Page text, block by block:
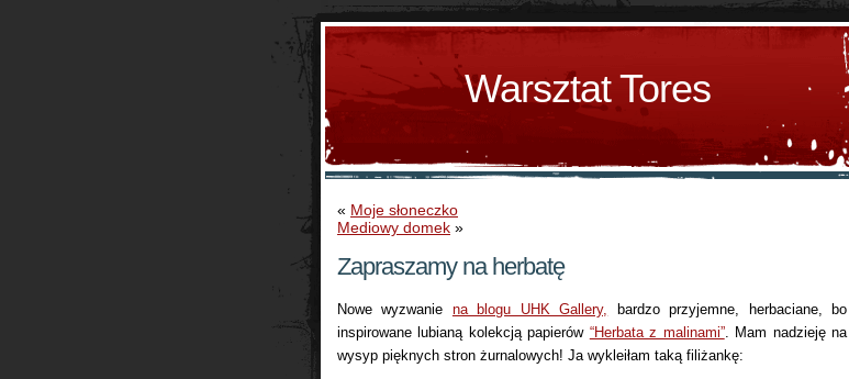
Warsztat Tores
« Moje słoneczko
Mediowy domek »
Zapraszamy na herbatę
Nowe wyzwanie na blogu UHK Gallery, bardzo przyjemne, herbaciane, bo
inspirowane lubianą kolekcją papierów “Herbata z malinami”. Mam nadzieję na
wysyp pięknych stron żurnalowych! Ja wykleiłam taką filiżankę: